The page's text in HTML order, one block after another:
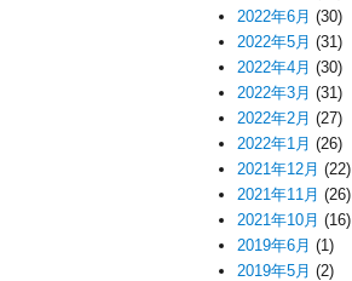
2022年6月 (30)
2022年5月 (31)
2022年4月 (30)
2022年3月 (31)
2022年2月 (27)
2022年1月 (26)
2021年12月 (22)
2021年11月 (26)
2021年10月 (16)
2019年6月 (1)
2019年5月 (2)